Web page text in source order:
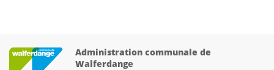
Administration communale de
Walferdange